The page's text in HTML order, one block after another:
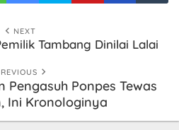
NEXT
Tambang Dinilai Lalai
Ponpes Tewas
Ini Kronologinya